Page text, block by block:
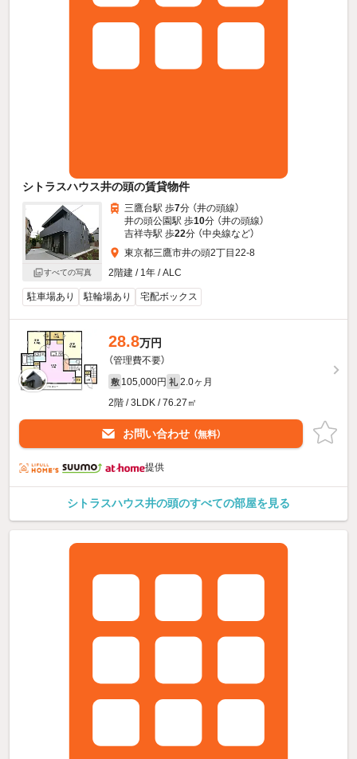
シトラスハウス井の頭の賃貸物件
すべての写真
三鷹台駅 歩7分 （井の頭線）
井の頭公園駅 歩10分 （井の頭線）
吉祥寺駅 歩22分 （中央線など）
東京都三鷹市井の頭2丁目22-8
2階建 / 1年 / ALC
駐車場あり 駐輪場あり 宅配ボックス
28.8万円
（管理費不要）
敷 105,000円 礼 2.0ヶ月
2階 / 3LDK / 76.27㎡
お問い合わせ （無料）
提供
シトラスハウス井の頭のすべての部屋を見る